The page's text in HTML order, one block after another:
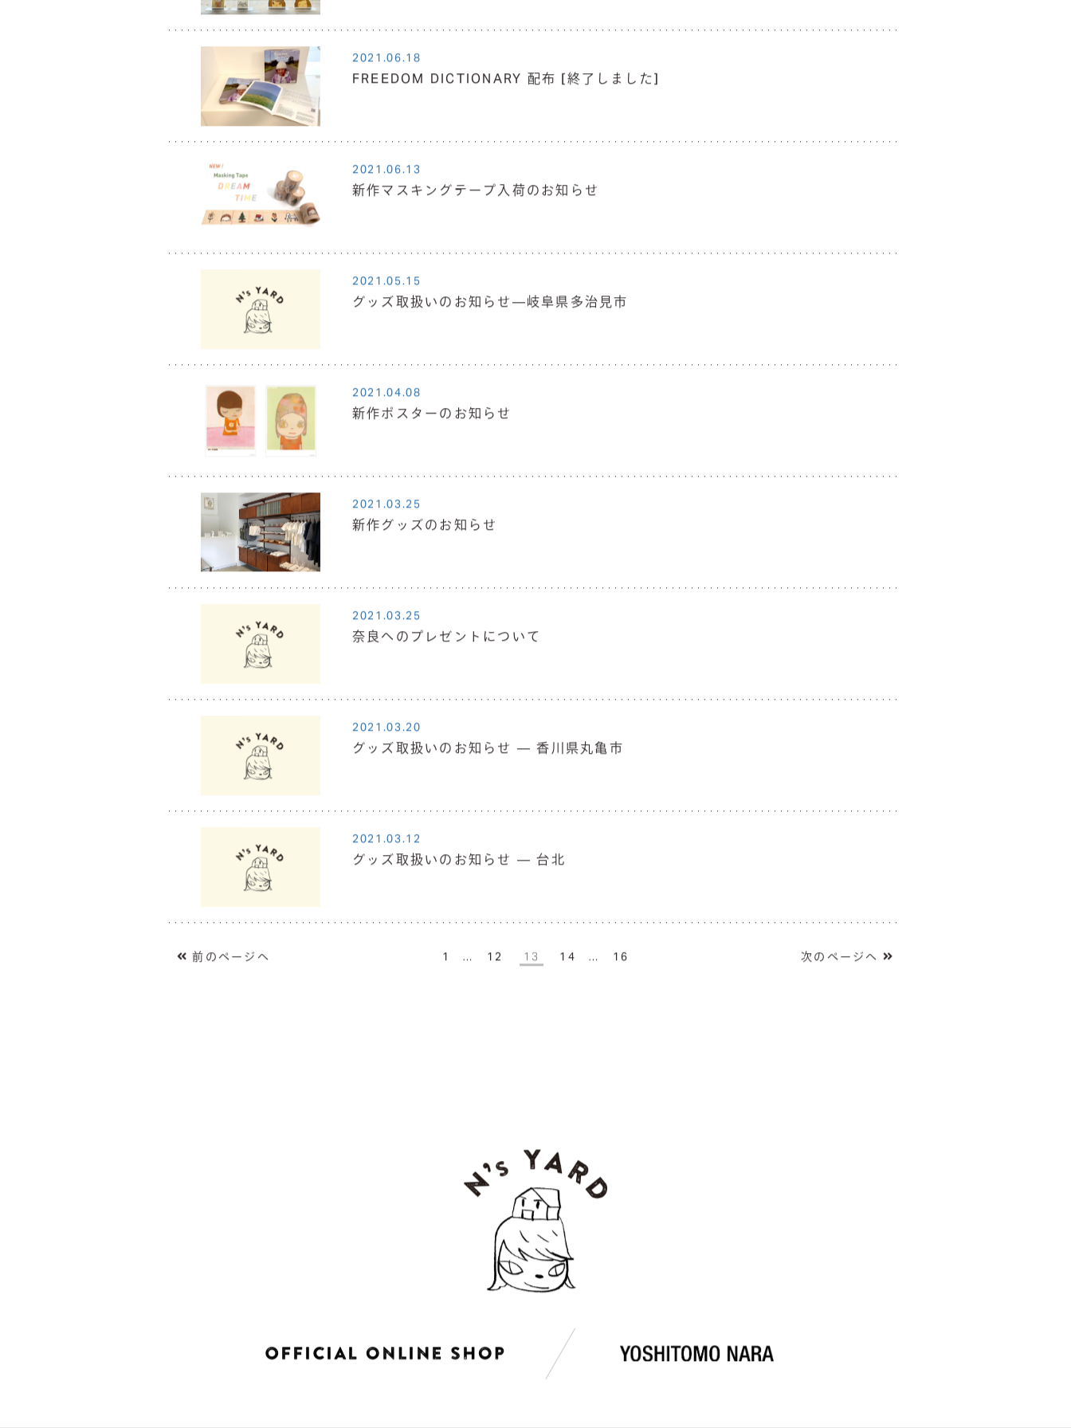
2021.06.18
FREEDOM DICTIONARY 配布 [終了しました]
2021.06.13
新作マスキングテープ入荷のお知らせ
2021.05.15
グッズ取扱いのお知らせ―岐阜県多治見市
2021.04.08
新作ポスターのお知らせ
2021.03.25
新作グッズのお知らせ
2021.03.25
奈良へのプレゼントについて
2021.03.20
グッズ取扱いのお知らせ ― 香川県丸亀市
2021.03.12
グッズ取扱いのお知らせ ― 台北
前のページへ 1 … 12 13 14 … 16 次のページへ